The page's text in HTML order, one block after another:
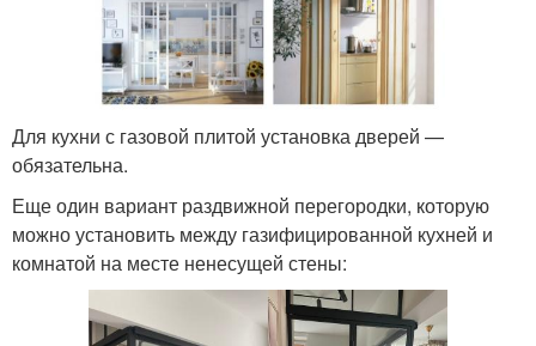
Для кухни с газовой плитой установка дверей —
обязательна.
Еще один вариант раздвижной перегородки, которую
можно установить между газифицированной кухней и
комнатой на месте ненесущей стены: